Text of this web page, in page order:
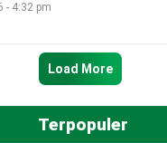
- 4:32 pm
Load More
Terpopuler